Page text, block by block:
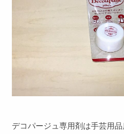
デコパージュ専用剤は手芸用